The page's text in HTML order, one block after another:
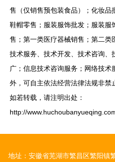
售（仅销售预包装食品）；化妆品
鞋帽零售；服装服饰批发；服装
售；第一类医疗器械销售；第二类
技术服务、技术开发、技术咨询、
广；信息技术咨询服务；网络技
外，可自主依法经营法律法规非禁
如若转载，请注明出处：
http://
地址：安徽省芜湖市繁昌区繁阳镇